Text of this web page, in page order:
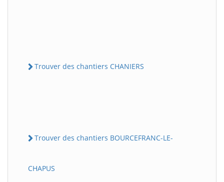
Trouver des chantiers CHANIERS
Trouver des chantiers BOURCEFRANC-LE-
CHAPUS